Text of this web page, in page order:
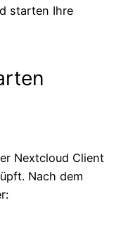
starten Ihre
Nextcloud Client
Nach dem